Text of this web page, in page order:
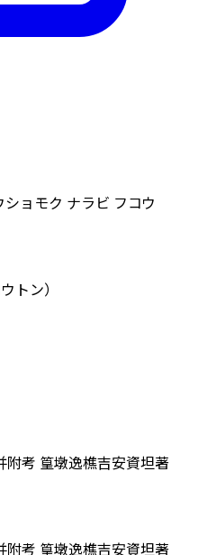
ョモク ナラビ フコウ
トン）
附考 篁墩逸樵吉安資坦著
附考 篁墩逸樵吉安資坦著